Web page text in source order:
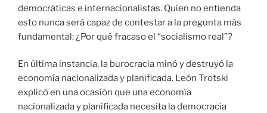
democráticas e internacionalistas. Quien no entienda
esto nunca será capaz de contestar a la pregunta más
fundamental: ¿Por qué fracaso el “socialismo real”?
En última instancia, la burocracia minó y destruyó la
economía nacionalizada y planificada. León Trotski
explicó en una ocasión que una economía
nacionalizada y planificada necesita la democracia